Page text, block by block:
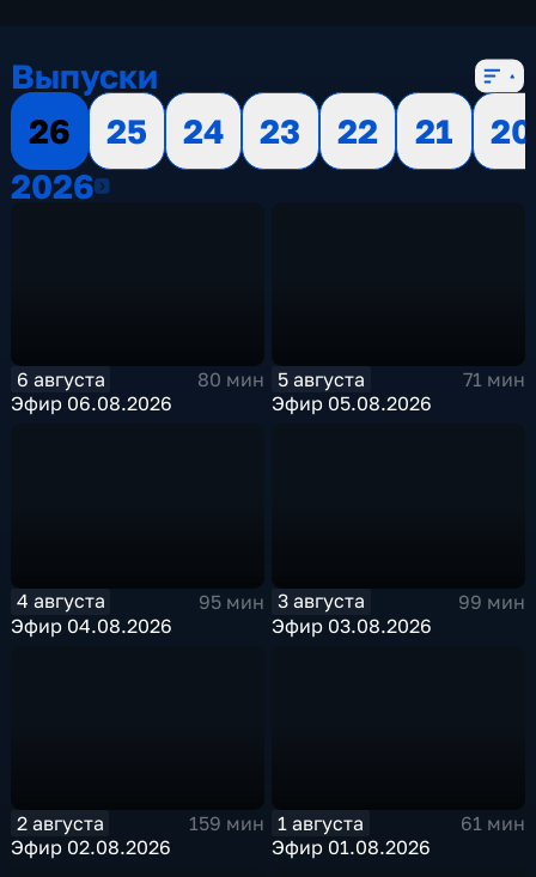
Выпуски
26
25 24 23 22 21
20
20262026
6 августа
80 мин
Эфир 06.08.2026
5 августа
71 мин
Эфир 05.08.2026
4 августа
95 мин
Эфир 04.08.2026
3 августа
99 мин
Эфир 03.08.2026
2 августа
159 мин
Эфир 02.08.2026
1 августа
61 мин
Эфир 01.08.2026